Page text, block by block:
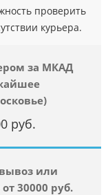
проверить
курьера.
за МКАД
руб.
или
от 30000 руб.